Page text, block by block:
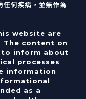
任何疾病，並無作為
website are
The content on
to inform about
processes
information
as a